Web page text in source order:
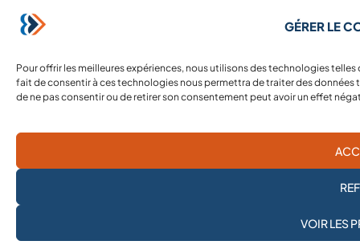
GÉRER LE
Pour offrir les meilleures expériences, nous utilisons des technologies
fait de consentir à ces technologies nous permettra de traiter des
de ne pas consentir ou de retirer son consentement peut avoir un effet
VOIR LES